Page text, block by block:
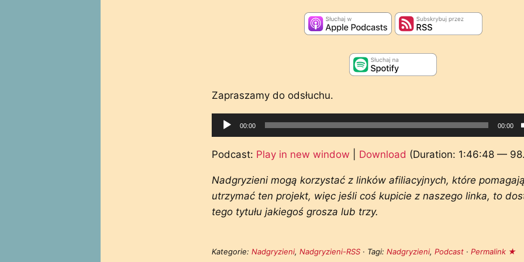
Zapraszamy do odsłuchu.
Odtwarzacz
plików
dźwiękowych
00:00 00:00
Podcast: Play in new window Download (Duration: 1:46:48 —
Nadgryzieni mogą korzystać z linków afiliacyjnych, które
utrzymać ten projekt, więc jeśli coś kupicie z naszego linka, to
tego tytułu jakiegoś grosza lub trzy.
Kategorie: Nadgryzieni, Nadgryzieni-RSS · Tagi: Nadgryzieni, Podcast · Permalink ★